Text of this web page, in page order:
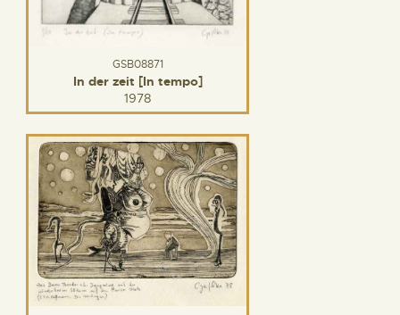
GSB08871
In der zeit [In tempo]
1978